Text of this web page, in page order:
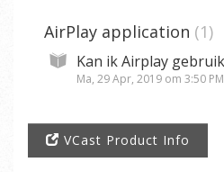
AirPlay application 1
Ma, 29 Apr, 2019 om 3:50 PM
VCast Product Info